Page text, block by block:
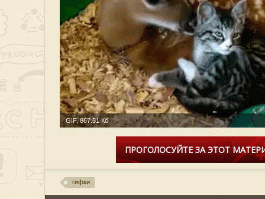
GIF, 867.51 Кб
ПРОГОЛОСУЙТЕ ЗА ЭТОТ
гифки